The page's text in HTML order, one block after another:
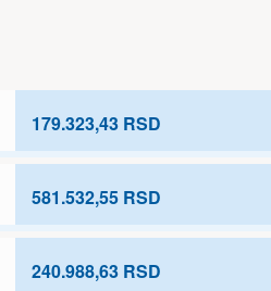
179.323,43 RSD
581.532,55 RSD
240.988,63 RSD